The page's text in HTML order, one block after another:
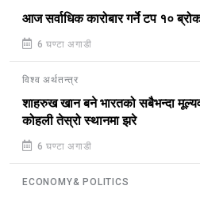
आज सर्वाधिक कारोबार गर्ने टप १०
6 घण्टा अगाडी
विश्व अर्थतन्त्र
शाहरुख खान बने भारतको सबैभन्दा
कोहली तेस्रो स्थानमा झरे
6 घण्टा अगाडी
ECONOMY& POLITICS